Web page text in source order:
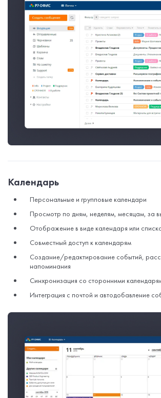
Календарь
Персональные и групповые календари
Просмотр по дням, неделям, месяцам, за
Отображение в виде календаря или
Совместный доступ к календарям
Создание/редактирование событий,
напоминания
Синхронизация со сторонними
Интеграция с почтой и автодобавление